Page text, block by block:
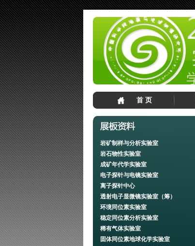
首 页
岩矿制样与分析实验室
岩石物性实验室
成矿年代学实验室
电子探针与电镜实验室
离子探针中心
透射电子显微镜实验室（筹）
环境同位素实验室
稳定同位素分析实验室
稀有气体实验室
固体同位素地球化学实验室